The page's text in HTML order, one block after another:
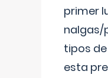
primer
nalgas/
tipos
esta